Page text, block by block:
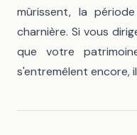
mûrissent, la
charnière. Si vous
que votre
s'entremêlent encore,